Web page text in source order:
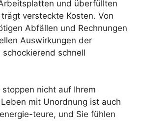
und überfüllten
versteckte Kosten. Von
Abfällen und Rechnungen
Auswirkungen der
schockierend schnell
nicht auf Ihrem
mit Unordnung ist auch
teure, und Sie fühlen